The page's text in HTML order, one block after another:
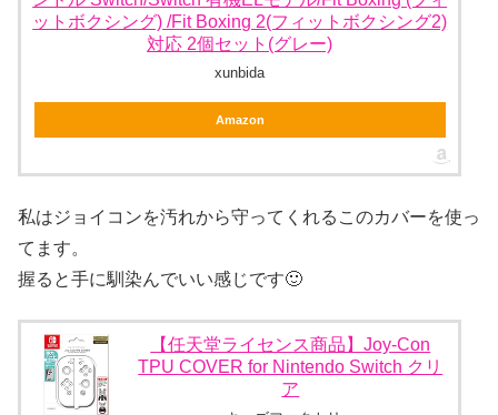
ットボクシング) /Fit Boxing 2(フィットボクシング2)
対応 2個セット(グレー)
xunbida
Amazon
私はジョイコンを汚れから守ってくれるこのカバーを使っ
てます。
握ると手に馴染んでいい感じです🙂
【任天堂ライセンス商品】Joy-Con
TPU COVER for Nintendo Switch クリ
ア